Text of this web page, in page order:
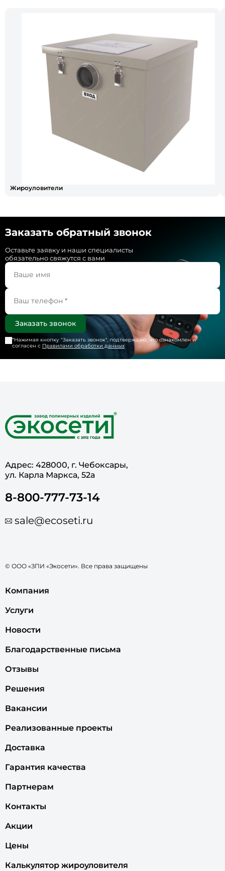
Жироуловители
Заказать обратный звонок
Оставьте заявку и наши специалисты
обязательно свяжутся с вами
*Нажимая кнопку "Заказать звонок", подтверждаю, что ознакомлен и
согласен с Правилами обработки данных
Адрес: 428000, г. Чебоксары,
ул. Карла Маркса, 52а
8-800-777-73-14
sale@ecoseti.ru
© ООО «ЗПИ «Экосети». Все права защищены
Компания
Услуги
Новости
Благодарственные письма
Отзывы
Решения
Вакансии
Реализованные проекты
Доставка
Гарантия качества
Партнерам
Контакты
Акции
Цены
Калькулятор жироуловителя